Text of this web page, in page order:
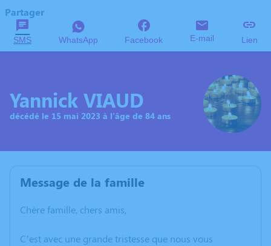
Partager
SMS WhatsApp Facebook E-mail Lien
Yannick VIAUD
décédé le 15 mai 2023 à l'âge de 84 ans
Message de la famille
Chère famille, chers amis,
C’est avec une grande tristesse que nous vous